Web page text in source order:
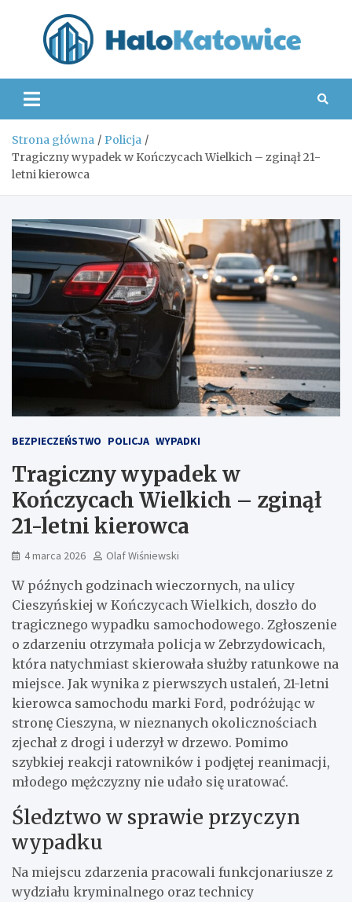
Strona główna
Policja
Tragiczny wypadek w Kończycach Wielkich – zginął 21-
letni kierowca
BEZPIECZEŃSTWO POLICJA WYPADKI
Tragiczny wypadek w
Kończycach Wielkich – zginął
21-letni kierowca
4 marca 2026 Olaf Wiśniewski
W późnych godzinach wieczornych, na ulicy
Cieszyńskiej w Kończycach Wielkich, doszło do
tragicznego wypadku samochodowego. Zgłoszenie
o zdarzeniu otrzymała policja w Zebrzydowicach,
która natychmiast skierowała służby ratunkowe na
miejsce. Jak wynika z pierwszych ustaleń, 21-letni
kierowca samochodu marki Ford, podróżując w
stronę Cieszyna, w nieznanych okolicznościach
zjechał z drogi i uderzył w drzewo. Pomimo
szybkiej reakcji ratowników i podjętej reanimacji,
młodego mężczyzny nie udało się uratować.
Śledztwo w sprawie przyczyn
wypadku
Na miejscu zdarzenia pracowali funkcjonariusze z
wydziału kryminalnego oraz technicy